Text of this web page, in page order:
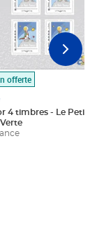
offerte
4 timbres - Le Petit